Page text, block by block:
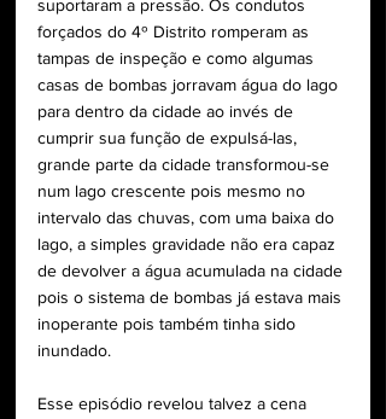
suportaram a pressão. Os condutos
forçados do 4º Distrito romperam as
tampas de inspeção e como algumas
casas de bombas jorravam água do lago
para dentro da cidade ao invés de
cumprir sua função de expulsá-las,
grande parte da cidade transformou-se
num lago crescente pois mesmo no
intervalo das chuvas, com uma baixa do
lago, a simples gravidade não era capaz
de devolver a água acumulada na cidade
pois o sistema de bombas já estava mais
inoperante pois também tinha sido
inundado.
Esse episódio revelou talvez a cena